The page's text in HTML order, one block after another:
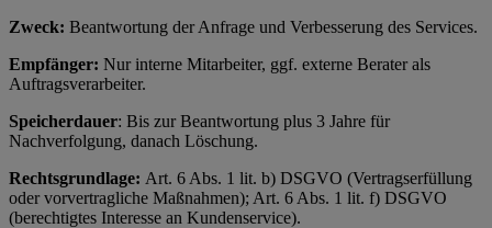
Zweck: Beantwortung der Anfrage und Verbesserung des Services.
Empfänger: Nur interne Mitarbeiter, ggf. externe Berater als
Auftragsverarbeiter.
Speicherdauer: Bis zur Beantwortung plus 3 Jahre für
Nachverfolgung, danach Löschung.
Rechtsgrundlage: Art. 6 Abs. 1 lit. b) DSGVO (Vertragserfüllung
oder vorvertragliche Maßnahmen); Art. 6 Abs. 1 lit. f) DSGVO
(berechtigtes Interesse an Kundenservice).